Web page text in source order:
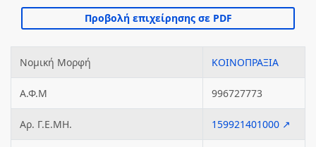
Νομική Μορφή ΚΟΙΝΟΠΡΑΞΙΑ
Α.Φ.Μ 996727773
Αρ. Γ.Ε.ΜΗ. 159921401000 ↗